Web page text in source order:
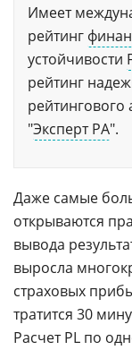
Имеет
рейтинг
устойчивости
рейтинг
рейтингового
"Эксперт РА".
Даже самые
открываются
вывода
выросла
страховых
тратится 30
Расчет PL по